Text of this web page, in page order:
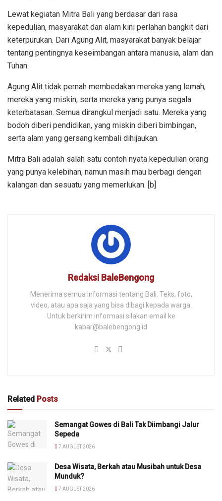
Lewat kegiatan Mitra Bali yang berdasar dari rasa
kepedulian, masyarakat dan alam kini perlahan bangkit dari
keterpurukan. Dari Agung Alit, masyarakat banyak belajar
tentang pentingnya keseimbangan antara manusia, alam dan
Tuhan.
Agung Alit tidak pernah membedakan mereka yang lemah,
mereka yang miskin, serta mereka yang punya segala
keterbatasan. Semua dirangkul menjadi satu. Mereka yang
bodoh diberi pendidikan, yang miskin diberi bimbingan,
serta alam yang gersang kembali dihijaukan.
Mitra Bali adalah salah satu contoh nyata kepedulian orang
yang punya kelebihan, namun masih mau berbagi dengan
kalangan dan sesuatu yang memerlukan. [b]
Redaksi BaleBengong
Menerima semua informasi tentang Bali. Teks, foto,
video, atau apa saja yang bisa dibagi kepada warga.
Untuk berkirim informasi silakan email ke
kabar@balebengong.id
Related Posts
Semangat Gowes di Bali Tak Diimbangi Jalur
Sepeda
7 AUGUST 2026
Desa Wisata, Berkah atau Musibah untuk Desa
Munduk?
7 AUGUST 2026